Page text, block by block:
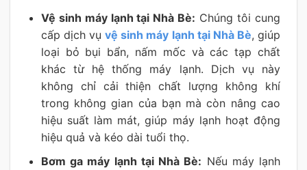
Vệ sinh máy lạnh tại Nhà Bè: Chúng tôi cung
cấp dịch vụvệ sinh máy lạnh tại Nhà Bè, giúp
loại bỏ bụi bẩn, nấm mốc và các tạp chất
khác từ hệ thống máy lạnh. Dịch vụ này
không chỉ cải thiện chất lượng không khí
trong không gian của bạn mà còn nâng cao
hiệu suất làm mát, giúp máy lạnh hoạt động
hiệu quả và kéo dài tuổi thọ.
Bơm ga máy lạnh tại Nhà Bè: Nếu máy lạnh